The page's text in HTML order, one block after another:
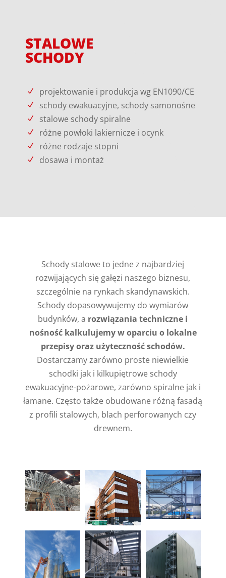
STALOWE
SCHODY
projektowanie i produkcja wg EN1090/CE
schody ewakuacyjne, schody samonośne
stalowe schody spiralne
różne powłoki lakiernicze i ocynk
różne rodzaje stopni
dosawa i montaż
Schody stalowe to jedne z najbardziej
rozwijających się gałęzi naszego biznesu,
szczególnie na rynkach skandynawskich.
Schody dopasowywujemy do wymiarów
budynków, a rozwiązania techniczne i
nośność kalkulujemy w oparciu o lokalne
przepisy oraz użyteczność schodów.
Dostarczamy zarówno proste niewielkie
schodki jak i kilkupiętrowe schody
ewakuacyjne-pożarowe, zarówno spiralne jak i
łamane. Często także obudowane różną fasadą
z profili stalowych, blach perforowanych czy
drewnem.